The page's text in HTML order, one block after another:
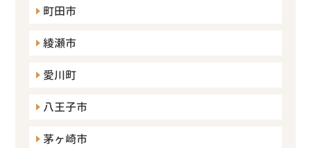
町田市
綾瀬市
愛川町
八王子市
茅ヶ崎市